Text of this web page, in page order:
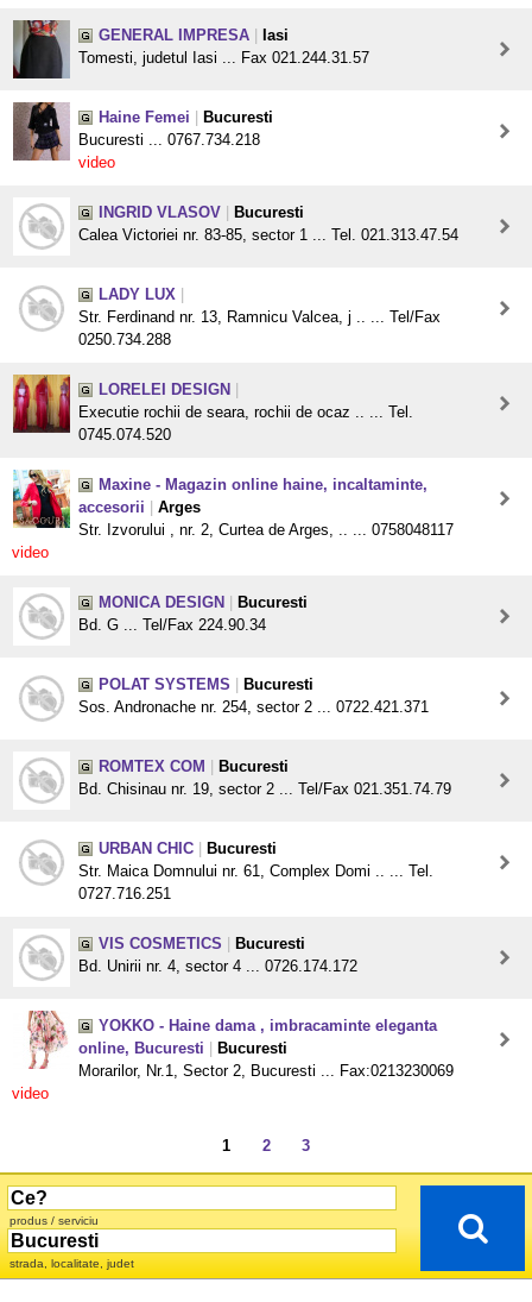
GENERAL IMPRESA
Iasi
Tomesti, judetul Iasi ... Fax 021.244.31.57
Haine Femei
Bucuresti
Bucuresti ... 0767.734.218
video
INGRID VLASOV
Bucuresti
Calea Victoriei nr. 83-85, sector 1 ... Tel. 021.313.47.54
LADY LUX
Str. Ferdinand nr. 13, Ramnicu Valcea, j .. ... Tel/Fax
0250.734.288
LORELEI DESIGN
Executie rochii de seara, rochii de ocaz .. ... Tel.
0745.074.520
Maxine - Magazin online haine, incaltaminte,
accesorii
Arges
Str. Izvorului , nr. 2, Curtea de Arges, .. ... 0758048117
video
MONICA DESIGN
Bucuresti
Bd. G ... Tel/Fax 224.90.34
POLAT SYSTEMS
Bucuresti
Sos. Andronache nr. 254, sector 2 ... 0722.421.371
ROMTEX COM
Bucuresti
Bd. Chisinau nr. 19, sector 2 ... Tel/Fax 021.351.74.79
URBAN CHIC
Bucuresti
Str. Maica Domnului nr. 61, Complex Domi .. ... Tel.
0727.716.251
VIS COSMETICS
Bucuresti
Bd. Unirii nr. 4, sector 4 ... 0726.174.172
YOKKO - Haine dama , imbracaminte eleganta
online, Bucuresti
Bucuresti
Morarilor, Nr.1, Sector 2, Bucuresti ... Fax:0213230069
video
1 2 3
produs / serviciu
strada, localitate, judet